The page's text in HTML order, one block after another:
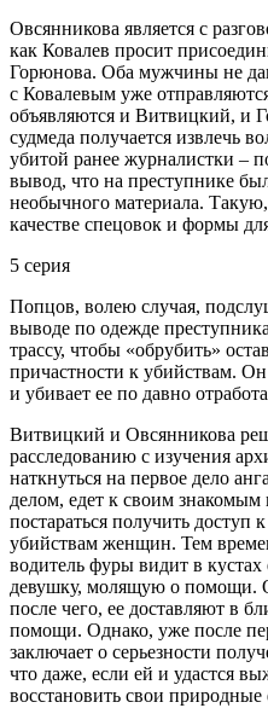
Овсянникова является с
как Ковалев просит
Горюнова. Оба мужчины не
с Ковалевым уже
объявляются и Витвицкий, и
судмеда получается извлечь
убитой ранее журналистки –
вывод, что на преступнике
необычного материала.
качестве спецовок и формы
5 серия
Попцов, волею случая,
выводе по одежде
трассу, чтобы «обрубить»
причастности к убийствам.
и убивает ее по давно
Витвицкий и Овсянникова
расследованию с изучения
наткнуться на первое дело
делом, едет к своим
постараться получить
убийствам женщин. Тем
водитель фуры видит в
девушку, молящую о помощи.
после чего, ее доставляют в
помощи. Однако, уже после
заключает о серьезности
что даже, если ей и удастся
восстановить свои